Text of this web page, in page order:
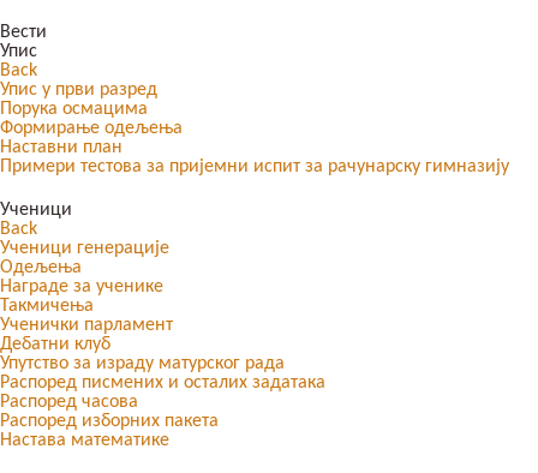
Вести
Упис
Back
Упис у први разред
Порука осмацима
Формирање одељења
Наставни план
Примери тестова за пријемни испит за рачунарску гимназију
Ученици
Back
Ученици генерације
Одељења
Награде за ученике
Такмичења
Ученички парламент
Дебатни клуб
Упутство за израду матурског рада
Распоред писмених и осталих задатака
Распоред часова
Распоред изборних пакета
Настава математике